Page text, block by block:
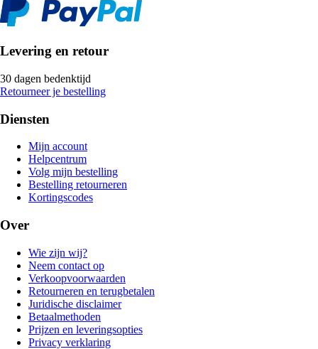
Levering en retour
30 dagen bedenktijd
Retourneer je bestelling
Diensten
Mijn account
Helpcentrum
Volg mijn bestelling
Bestelling retourneren
Kortingscodes
Over
Wie zijn wij?
Neem contact op
Verkoopvoorwaarden
Retourneren en terugbetalen
Juridische disclaimer
Betaalmethoden
Prijzen en leveringsopties
Privacy verklaring